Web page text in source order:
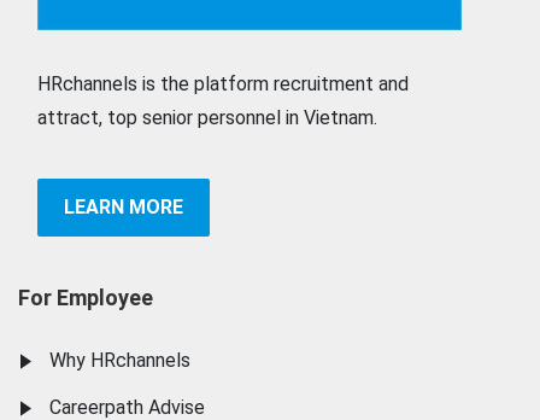
HRchannels is the platform recruitment and
attract, top senior personnel in Vietnam.
LEARN MORE
For Employee
Why HRchannels
Careerpath Advise